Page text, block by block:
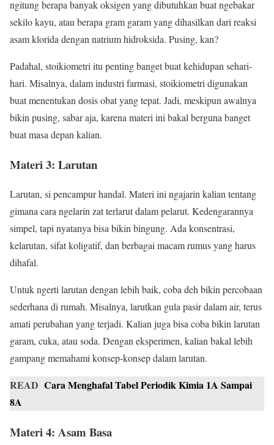
ngitung berapa banyak oksigen yang dibutuhkan buat ngebakar
sekilo kayu, atau berapa gram garam yang dihasilkan dari reaksi
asam klorida dengan natrium hidroksida. Pusing, kan?
Padahal, stoikiometri itu penting banget buat kehidupan sehari-
hari. Misalnya, dalam industri farmasi, stoikiometri digunakan
buat menentukan dosis obat yang tepat. Jadi, meskipun awalnya
bikin pusing, sabar aja, karena materi ini bakal berguna banget
buat masa depan kalian.
Materi 3: Larutan
Larutan, si pencampur handal. Materi ini ngajarin kalian tentang
gimana cara ngelarin zat terlarut dalam pelarut. Kedengarannya
simpel, tapi nyatanya bisa bikin bingung. Ada konsentrasi,
kelarutan, sifat koligatif, dan berbagai macam rumus yang harus
dihafal.
Untuk ngerti larutan dengan lebih baik, coba deh bikin percobaan
sederhana di rumah. Misalnya, larutkan gula pasir dalam air, terus
amati perubahan yang terjadi. Kalian juga bisa coba bikin larutan
garam, cuka, atau soda. Dengan eksperimen, kalian bakal lebih
gampang memahami konsep-konsep dalam larutan.
READ Cara Menghafal Tabel Periodik Kimia 1A Sampai
8A
Materi 4: Asam Basa